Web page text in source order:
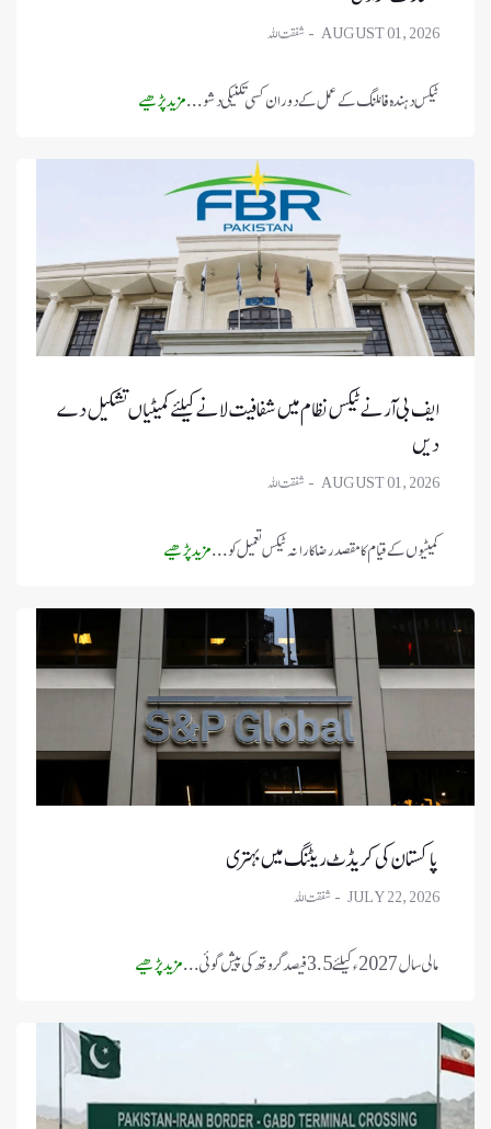
AUGUST 01, 2026
ٹیکس دہندہ فائلنگ کے عمل کے دوران کسی تکنیکی دشو ...مزید پڑھیے
ایف بی آر نے ٹیکس نظام میں شفافیت لانے کیلئے کمیٹیاں تشکیل دے
دیں
AUGUST 01, 2026
کمیٹیوں کے قیام کا مقصد رضاکارانہ ٹیکس تعمیل کو ...مزید پڑھیے
پاکستان کی کریڈٹ ریٹنگ میں بہتری
JULY 22, 2026
مالی سال 2027ء کیلئے 3.5 فیصد گروتھ کی پیش گوئی ... مزید پڑھیے